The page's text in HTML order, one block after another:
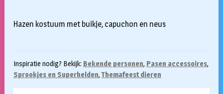
Hazen kostuum met buikje, capuchon en neus
Inspiratie nodig? Bekijk: Bekende personen, Pasen accessoires,
Sprookjes en Superhelden,Themafeest dieren